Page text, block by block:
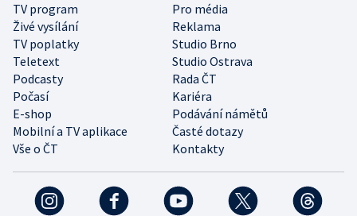
TV program
Pro média
Živé vysílání
Reklama
TV poplatky
Studio Brno
Teletext
Studio Ostrava
Podcasty
Rada ČT
Počasí
Kariéra
E-shop
Podávání námětů
Mobilní a TV aplikace
Časté dotazy
Vše o ČT
Kontakty